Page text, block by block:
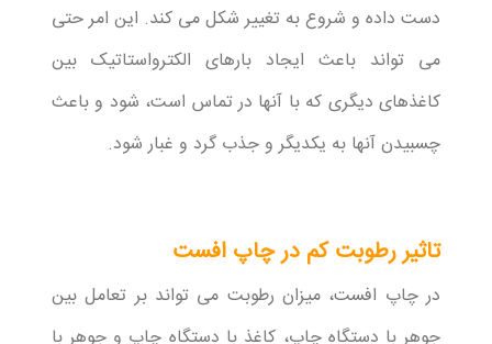
دست داده و شروع به تغییر شکل می کند. این امر حتی
می تواند باعث ایجاد بارهای الکترواستاتیک بین
کاغذهای دیگری که با آنها در تماس است، شود و باعث
چسبیدن آنها به یکدیگر و جذب گرد و غبار شود.
تاثیر رطوبت کم در چاپ افست
در چاپ افست، میزان رطوبت می تواند بر تعامل بین